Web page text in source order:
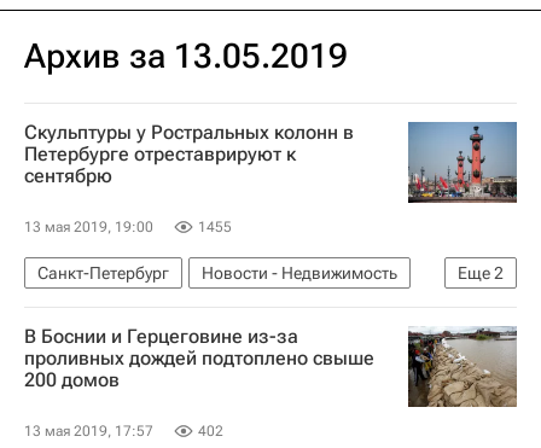
Архив за 13.05.2019
Скульптуры у Ростральных колонн в
Петербурге отреставрируют к
сентябрю
13 мая 2019, 19:00 1455
Еще2
Санкт-Петербург
Новости - Недвижимость
Памятники
Реставрация
В Боснии и Герцеговине из-за
проливных дождей подтоплено свыше
200 домов
13 мая 2019, 17:57 402